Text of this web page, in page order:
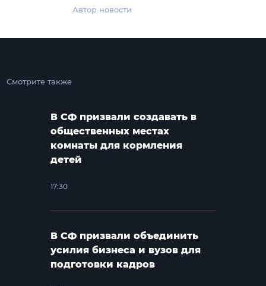
Автор новости
Смотрите также
В СФ призвали создавать в
общественных местах
комнаты для кормления
детей
17:30
В СФ призвали объединить
усилия бизнеса и вузов для
подготовки кадров